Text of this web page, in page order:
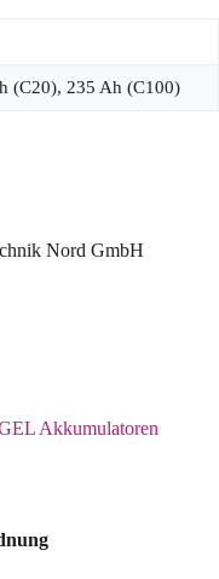
(C20), 235 Ah (C100)
Nord GmbH
Akkumulatoren